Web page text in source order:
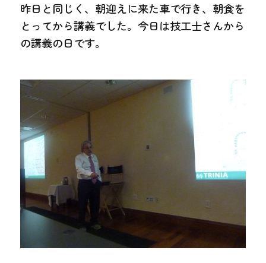
昨日と同じく、朝迎えに来た車で行き、朝食を
とってから講義でした。今日は技工士さんから
の講義の日です。